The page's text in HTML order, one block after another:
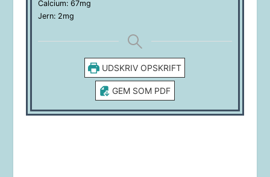
Calcium: 67mg
Jern: 2mg
UDSKRIV OPSKRIFT
GEM SOM PDF